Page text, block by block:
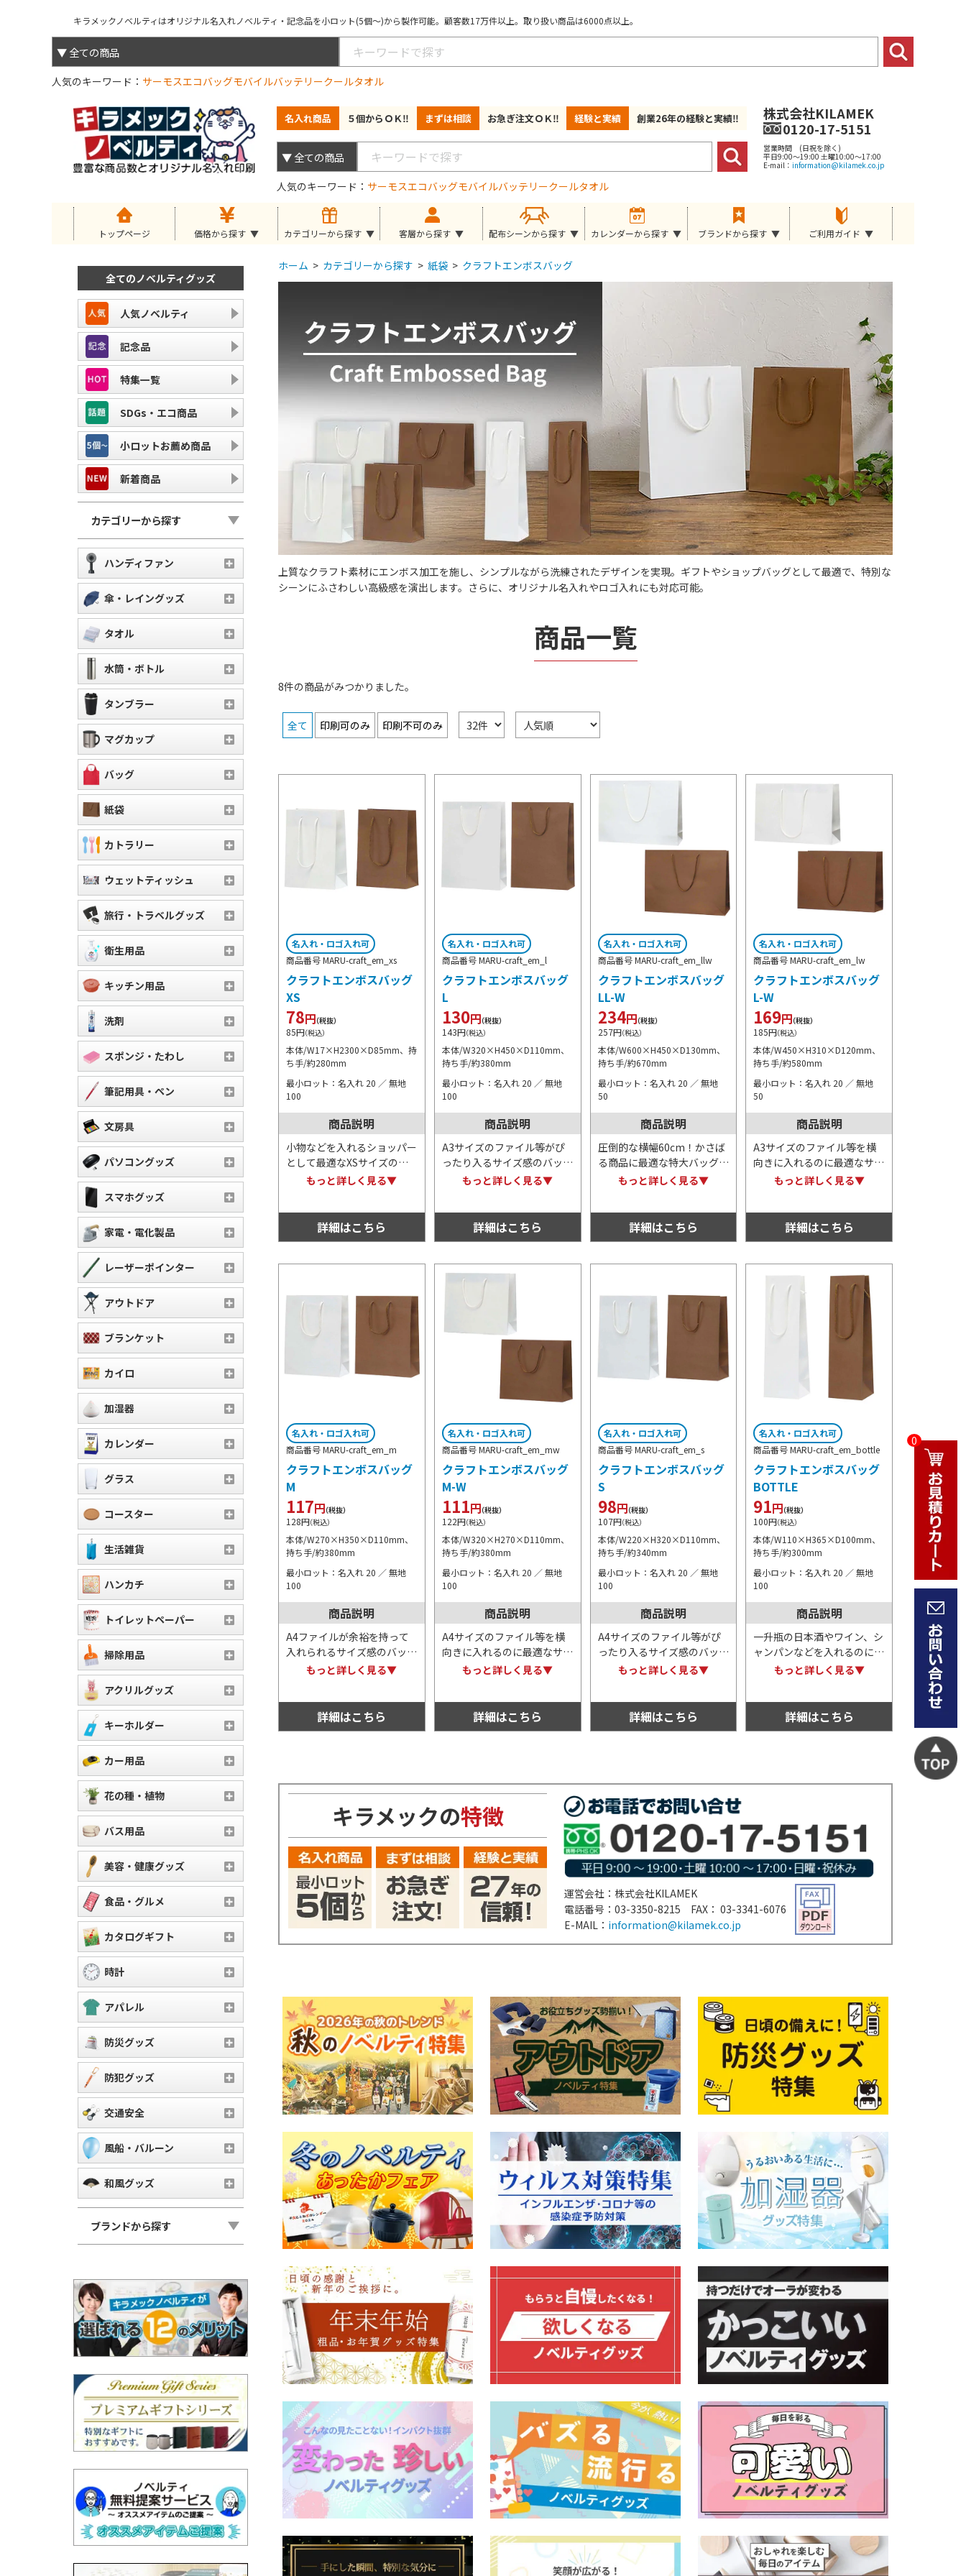
キラメックノベルティはオリジナル名入れノベルティ・記念品を小ロット(5個～)から製作可能。顧客数17万件以上。取り扱い商品は6000点以上。
人気のキーワード サーモスエコバッグモバイルバッテリークールタオル
名入れ商品 ５個からＯＫ‼ まずは相談 お急ぎ注文ＯＫ‼ 経験と実績 創業26年の経験と実績‼
人気のキーワード サーモスエコバッグモバイルバッテリークールタオル
株式会社KILAMEK
0120-17-5151
営業時間 (日祝を除く)
平日9:00～19:00 土曜10:00～17:00
E-mail： information@kilamek.co.jp
トップページ 価格から探す カテゴリーから探す 客層から探す 配布シーンから探す カレンダーから探す ブランドから探す ご利用ガイド
全てのノベルティグッズ
人気ノベルティ
記念品
特集一覧
SDGs・エコ商品
小ロットお薦め商品
新着商品
カテゴリーから探す
ハンディファン
傘・レイングッズ
タオル
水筒・ボトル
タンブラー
マグカップ
バッグ
紙袋
カトラリー
ウェットティッシュ
旅行・トラベルグッズ
衛生用品
キッチン用品
洗剤
スポンジ・たわし
筆記用具・ペン
文房具
パソコングッズ
スマホグッズ
家電・電化製品
レーザーポインター
アウトドア
ブランケット
カイロ
加湿器
カレンダー
グラス
コースター
生活雑貨
ハンカチ
トイレットペーパー
掃除用品
アクリルグッズ
キーホルダー
カー用品
花の種・植物
バス用品
美容・健康グッズ
食品・グルメ
カタログギフト
時計
アパレル
防災グッズ
防犯グッズ
交通安全
風船・バルーン
和風グッズ
ブランドから探す
ホーム > カテゴリーから探す > 紙袋 > クラフトエンボスバッグ
上質なクラフト素材にエンボス加工を施し、シンプルながら洗練されたデザインを実現。ギフトやショップバッグとして最適で、特別な
シーンにふさわしい高級感を演出します。さらに、オリジナル名入れやロゴ入れにも対応可能。
商品一覧
8件の商品がみつかりました。
全て 印刷可のみ 印刷不可のみ
商品番号 MARU-craft_em_xs
クラフトエンボスバッグ
XS
78円（税抜）
85円（税込）
本体/W17×H2300×D85mm、持
ち手/約280mm
最小ロット：名入れ 20 ／ 無地
100
名入れ・ロゴ入れ可
商品説明
小物などを入れるショッパー
として最適なXSサイズのバ
ッグ。表面はエンボス加工が
ち手も紙素材のため分別不要
な点も◎！
もっと詳しく見る▼
詳細はこちら
商品番号 MARU-craft_em_l
クラフトエンボスバッグ
L
130円（税抜）
143円（税込）
本体/W320×H450×D110mm、
持ち手/約380mm
最小ロット：名入れ 20 ／ 無地
100
名入れ・ロゴ入れ可
商品説明
A3サイズのファイル等がぴ
ったり入るサイズ感のバッ
グ。表面はエンボス加工が細
す。持ち手も紙素材のため分
別不要な点も◎！
もっと詳しく見る▼
詳細はこちら
商品番号 MARU-craft_em_llw
クラフトエンボスバッグ
LL-W
234円（税抜）
257円（税込）
本体/W600×H450×D130mm、
持ち手/約670mm
最小ロット：名入れ 20 ／ 無地
50
名入れ・ロゴ入れ可
商品説明
圧倒的な横幅60cm！かさば
る商品に最適な特大バッグ。
表面はエンボス加工が細かく
ち手も紙素材のため分別不要
な点も◎！
もっと詳しく見る▼
詳細はこちら
商品番号 MARU-craft_em_lw
クラフトエンボスバッグ
L-W
169円（税抜）
185円（税込）
本体/W450×H310×D120mm、
持ち手/約580mm
最小ロット：名入れ 20 ／ 無地
50
名入れ・ロゴ入れ可
商品説明
A3サイズのファイル等を横
向きに入れるのに最適なサイ
ズ感のバッグ。表面はエンボ
いがあります。持ち手も紙素
材のため分別不要な点も◎！
もっと詳しく見る▼
詳細はこちら
商品番号 MARU-craft_em_m
クラフトエンボスバッグ
M
117円（税抜）
128円（税込）
本体/W270×H350×D110mm、
持ち手/約380mm
最小ロット：名入れ 20 ／ 無地
100
名入れ・ロゴ入れ可
商品説明
A4ファイルが余裕を持って
入れられるサイズ感のバッ
グ。表面はエンボス加工が細
す。持ち手も紙素材のため分
別不要な点も◎！
もっと詳しく見る▼
詳細はこちら
商品番号 MARU-craft_em_mw
クラフトエンボスバッグ
M-W
111円（税抜）
122円（税込）
本体/W320×H270×D110mm、
持ち手/約380mm
最小ロット：名入れ 20 ／ 無地
100
名入れ・ロゴ入れ可
商品説明
A4サイズのファイル等を横
向きに入れるのに最適なサイ
ズ感のバッグ。表面はエンボ
いがあります。持ち手も紙素
材のため分別不要な点も◎！
もっと詳しく見る▼
詳細はこちら
商品番号 MARU-craft_em_s
クラフトエンボスバッグ
S
98円（税抜）
107円（税込）
本体/W220×H320×D110mm、
持ち手/約340mm
最小ロット：名入れ 20 ／ 無地
100
名入れ・ロゴ入れ可
商品説明
A4サイズのファイル等がぴ
ったり入るサイズ感のバッ
グ。表面はエンボス加工が細
す。持ち手も紙素材のため分
別不要な点も◎！
もっと詳しく見る▼
詳細はこちら
商品番号 MARU-craft_em_bottle
クラフトエンボスバッグ
BOTTLE
91円（税抜）
100円（税込）
本体/W110×H365×D100mm、
持ち手/約300mm
最小ロット：名入れ 20 ／ 無地
100
名入れ・ロゴ入れ可
商品説明
一升瓶の日本酒やワイン、シ
ャンパンなどを入れるのにぴ
ったりな、縦長サイズのエン
の名入れがよく映えるアイテ
ムです。
もっと詳しく見る▼
詳細はこちら
キラメックの特徴
運営会社：株式会社KILAMEK
電話番号：03-3350-8215 FAX： 03-3341-6076
E-MAIL： information@kilamek.co.jp
0